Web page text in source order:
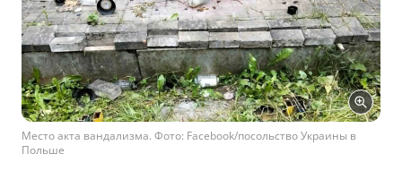
Место акта вандализма. Фото: Facebook/посольство Украины в
Польше